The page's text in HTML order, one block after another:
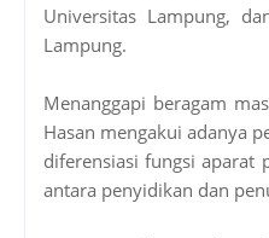
Universitas Lampung,
Lampung.
Menanggapi beragam
Hasan mengakui adanya
diferensiasi fungsi aparat
antara penyidikan dan